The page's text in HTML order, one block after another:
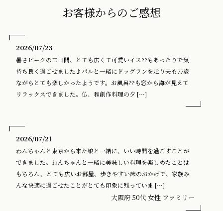
お客様からのご感想
2026/07/23
暑さピークの二日間、とても広くて可愛いイス??もあったりで気
持ち良く過ごせました♪パルと一緒にドッグランを走り夫も77歳
ながらとても楽しかったようです。お風呂??も窓から海が見えて
リラックスできました。仏、和創作料理の夕 […]
2026/07/21
わんちゃんと東京から来た娘と一緒に、いい時間を過ごすことが
できました。わんちゃんと一緒に美味しい料理を楽しめたことは
もちろん、とても広いお部屋、歩きやすい床のおかげで、家族み
んな快適に過ごせたことがとても印象に残っていま […]
大阪府 50代 女性 ファミリー